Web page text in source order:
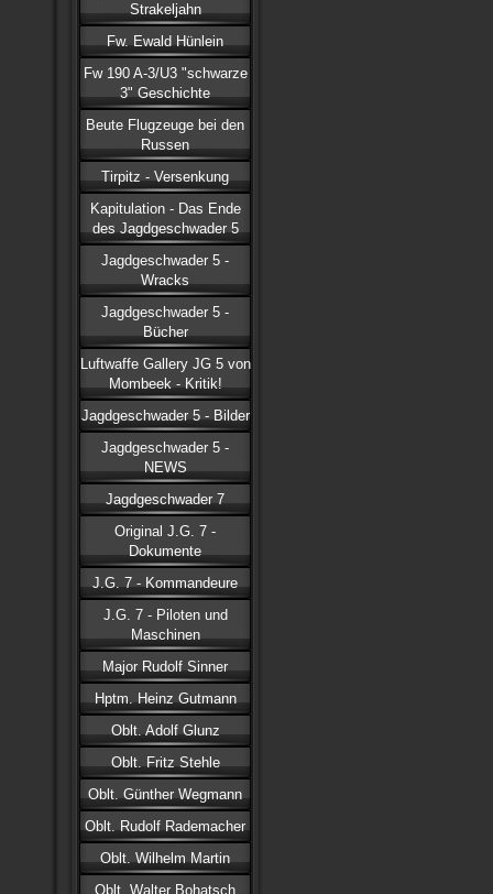
Strakeljahn
Fw. Ewald Hünlein
Fw 190 A-3/U3 "schwarze
3" Geschichte
Beute Flugzeuge bei den
Russen
Tirpitz - Versenkung
Kapitulation - Das Ende
des Jagdgeschwader 5
Jagdgeschwader 5 -
Wracks
Jagdgeschwader 5 -
Bücher
Luftwaffe Gallery JG 5 von
Mombeek - Kritik!
Jagdgeschwader 5 - Bilder
Jagdgeschwader 5 -
NEWS
Jagdgeschwader 7
Original J.G. 7 -
Dokumente
J.G. 7 - Kommandeure
J.G. 7 - Piloten und
Maschinen
Major Rudolf Sinner
Hptm. Heinz Gutmann
Oblt. Adolf Glunz
Oblt. Fritz Stehle
Oblt. Günther Wegmann
Oblt. Rudolf Rademacher
Oblt. Wilhelm Martin
Oblt. Walter Bohatsch